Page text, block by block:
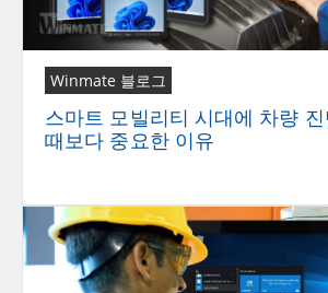
Winmate 블로그
스마트 모빌리티 시대에 차량
때보다 중요한 이유